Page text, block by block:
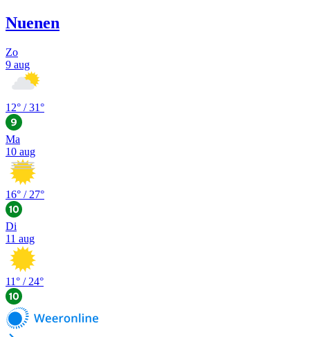
Nuenen
Zo
9 aug
12° /31°
Ma
10 aug
16° / 27°
Di
11 aug
11° / 24°